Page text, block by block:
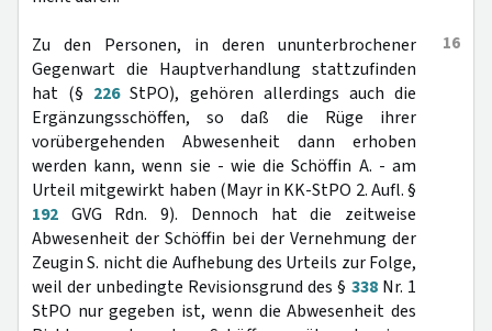
16
Zu den Personen, in deren ununterbrochener
Gegenwart die Hauptverhandlung stattzufinden
hat (§ 226StPO), gehören allerdings auch die
Ergänzungsschöffen, so daß die Rüge ihrer
vorübergehenden Abwesenheit dann erhoben
werden kann, wenn sie - wie die Schöffin A. - am
Urteil mitgewirkt haben (Mayr in KK-StPO 2. Aufl. §
192 GVG Rdn. 9). Dennoch hat die zeitweise
Abwesenheit der Schöffin bei der Vernehmung der
Zeugin S. nicht die Aufhebung des Urteils zur Folge,
weil der unbedingte Revisionsgrund des § 338Nr. 1
StPO nur gegeben ist, wenn die Abwesenheit des